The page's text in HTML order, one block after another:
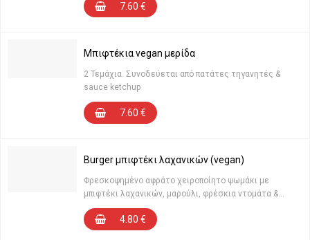
7.60 €
Μπιφτέκια vegan μερίδα
2 Τεμάχια. Συνοδεύεται από πατάτες τηγανητές &
sauce ketchup
7.60 €
Burger μπιφτέκι λαχανικών (vegan)
Φρεσκοψημένο αφράτο χειροποίητο ψωμάκι με
μπιφτέκι λαχανικών, μαρούλι, φρέσκια ντομάτα &
sauce ketchup
4.80 €